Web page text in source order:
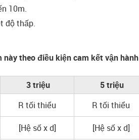
10m.
độ thấp.
theo điều kiện cam kết vận hành
3 triệu
5 triệu
R tối thiểu R tối thiểu
[Hệ số x d] [Hệ số x d]